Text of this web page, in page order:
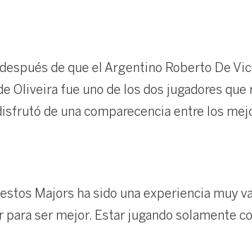
de que el Argentino Roberto De
Oliveira fue uno de los dos jugadores
de una comparecencia entre los
Majors ha sido una experiencia muy
para ser mejor. Estar jugando solamente